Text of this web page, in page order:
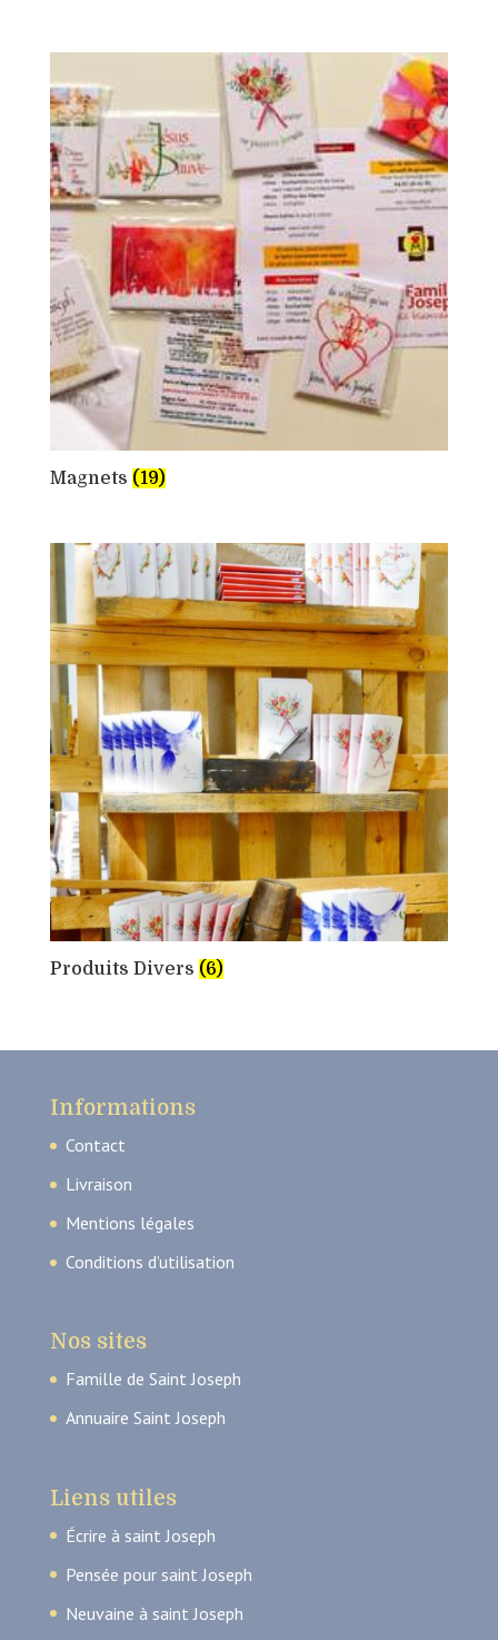
Magnets (19)
Produits Divers (6)
Informations
Contact
Livraison
Mentions légales
Conditions d’utilisation
Nos sites
Famille de Saint Joseph
Annuaire Saint Joseph
Liens utiles
Écrire à saint Joseph
Pensée pour saint Joseph
Neuvaine à saint Joseph